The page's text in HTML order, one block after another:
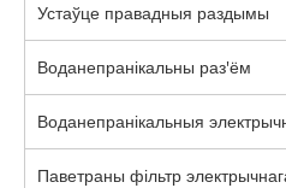
Устаўце правадныя раздымы
Воданепранікальны раз'ём
Воданепранікальныя
Паветраны фільтр